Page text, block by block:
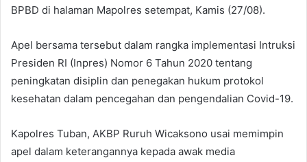
e
a
BPBD di halaman Mapolres setempat, Kamis (27/08).
Apel bersama tersebut dalam rangka implementasi Intruksi
Presiden RI (Inpres) Nomor 6 Tahun 2020 tentang
peningkatan disiplin dan penegakan hukum protokol
kesehatan dalam pencegahan dan pengendalian Covid-19.
Kapolres Tuban, AKBP Ruruh Wicaksono usai memimpin
apel dalam keterangannya kepada awak media